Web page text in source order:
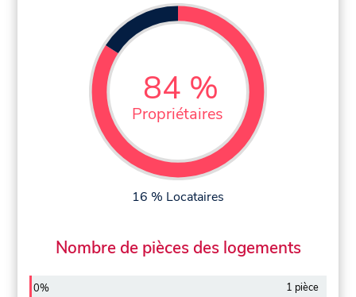
84 %
Propriétaires
16 % Locataires
Nombre de pièces des logements
0% 1 pièce